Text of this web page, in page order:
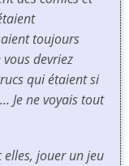
toujours
devriez
qui étaient si
Je ne voyais tout
elles, jouer un jeu